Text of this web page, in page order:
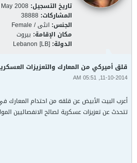
تاريخ التسجيل: May 2008
المشاركات: 38888
الجنس: انثى / Female
مكان الإقامة: بيروت
الدولة: Lebanon [LB]
قلق أميركي من المعارك والتعزيزات
11-10-2014, 05:51 AM
أعرب البيت الأبيض عن قلقه من احتدام المعارك
تتحدث عن تعزيزات عسكرية لصالح الانفصاليين